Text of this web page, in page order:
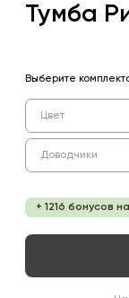
Тумба
Выберите
Цвет
Доводчики
+ 1216 бонусов